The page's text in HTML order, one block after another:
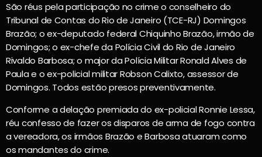
São réus pela participação no crime o conselheiro do
Tribunal de Contas do Rio de Janeiro (TCE-RJ) Domingos
Brazão; o ex-deputado federal Chiquinho Brazão, irmão de
Domingos; o ex-chefe da Polícia Civil do Rio de Janeiro
Rivaldo Barbosa; o major da Polícia Militar Ronald Alves de
Paula e o ex-policial militar Robson Calixto, assessor de
Domingos. Todos estão presos preventivamente.
Conforme a delação premiada do ex-policial Ronnie Lessa,
réu confesso de fazer os disparos de arma de fogo contra
a vereadora, os irmãos Brazão e Barbosa atuaram como
os mandantes do crime.